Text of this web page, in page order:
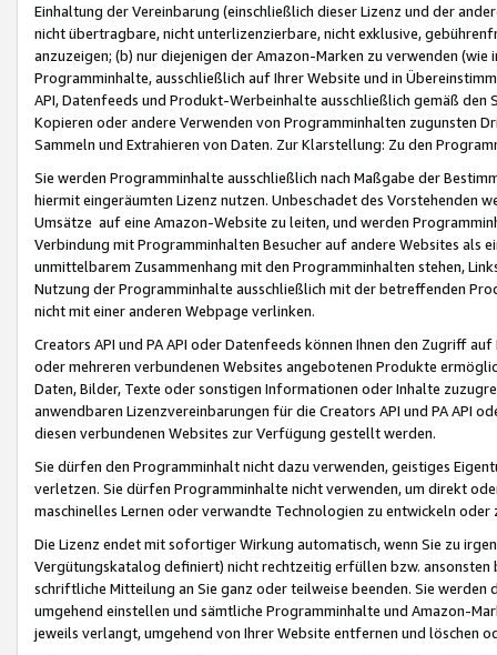
Einhaltung der Vereinbarung (einschließlich dieser Lizenz und der
nicht übertragbare, nicht unterlizenzierbare, nicht exklusive,
anzuzeigen; (b) nur diejenigen der Amazon-Marken zu verwenden
Programminhalte, ausschließlich auf Ihrer Website und in
API, Datenfeeds und Produkt-Werbeinhalte ausschließlich gemäß
Kopieren oder andere Verwenden von Programminhalten zugunsten
Sammeln und Extrahieren von Daten. Zur Klarstellung: Zu den
Sie werden Programminhalte ausschließlich nach Maßgabe der
hiermit eingeräumten Lizenz nutzen. Unbeschadet des Vorstehenden
Umsätze auf eine Amazon-Website zu leiten, und werden
Verbindung mit Programminhalten Besucher auf andere Websites als
unmittelbarem Zusammenhang mit den Programminhalten stehen,
Nutzung der Programminhalte ausschließlich mit der betreffenden
nicht mit einer anderen Webpage verlinken.
Creators API und PA API oder Datenfeeds können Ihnen den Zugriff
oder mehreren verbundenen Websites angebotenen Produkte
Daten, Bilder, Texte oder sonstigen Informationen oder Inhalte
anwendbaren Lizenzvereinbarungen für die Creators API und PA API
diesen verbundenen Websites zur Verfügung gestellt werden.
Sie dürfen den Programminhalt nicht dazu verwenden, geistiges
verletzen. Sie dürfen Programminhalte nicht verwenden, um direkt
maschinelles Lernen oder verwandte Technologien zu entwickeln
Die Lizenz endet mit sofortiger Wirkung automatisch, wenn Sie zu
Vergütungskatalog definiert) nicht rechtzeitig erfüllen bzw. ansonsten
schriftliche Mitteilung an Sie ganz oder teilweise beenden. Sie werden
umgehend einstellen und sämtliche Programminhalte und Amazon-
jeweils verlangt, umgehend von Ihrer Website entfernen und löschen